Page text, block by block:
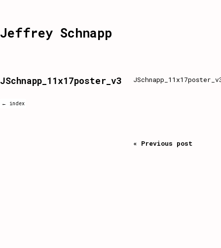
Jeffrey Schnapp
« Previous post
JSchnapp_11x17poster_v3
← index